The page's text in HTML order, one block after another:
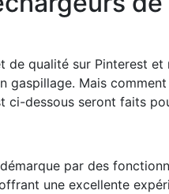
qualité sur Pinterest
gaspillage. Mais
ci-dessous seront faits
par des
une excellente